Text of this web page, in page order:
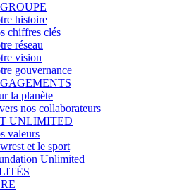
histoire
chiffres clés
réseau
vision
gouvernance
la planète
nos collaborateurs
UNLIMITED
valeurs
et le sport
Unlimited